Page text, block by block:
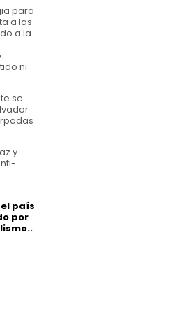
para
a las
a la
ni
se
y
país
por